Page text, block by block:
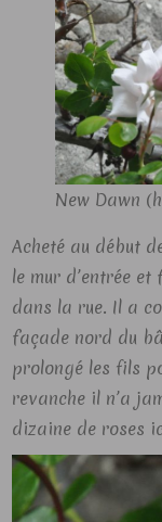
New Dawn
Acheté au début
le mur d’entrée
dans la rue. Il a
façade nord du
prolongé les fils
revanche il n’a
dizaine de roses